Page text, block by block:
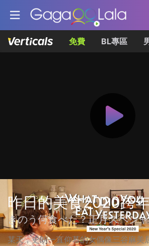
免費 BL專區
昨日的美食2020跨
きのう何食べた？正月スペシ
某天，史朗一直仰慕的女偶像三谷麻美